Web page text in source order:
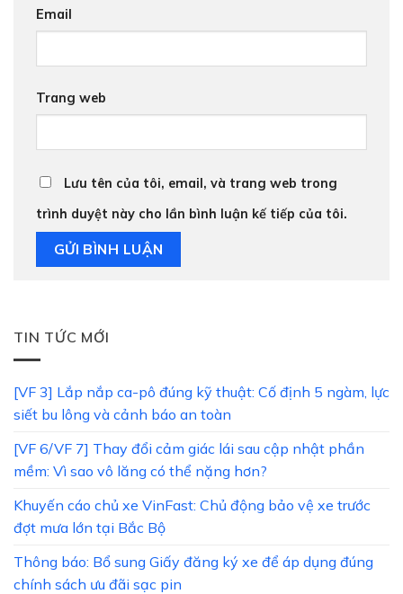
Email
Trang web
Lưu tên của tôi, email, và trang web trong
trình duyệt này cho lần bình luận kế tiếp của tôi.
TIN TỨC MỚI
[VF 3] Lắp nắp ca-pô đúng kỹ thuật: Cố định 5 ngàm, lực
siết bu lông và cảnh báo an toàn
[VF 6/VF 7] Thay đổi cảm giác lái sau cập nhật phần
mềm: Vì sao vô lăng có thể nặng hơn?
Khuyến cáo chủ xe VinFast: Chủ động bảo vệ xe trước
đợt mưa lớn tại Bắc Bộ
Thông báo: Bổ sung Giấy đăng ký xe để áp dụng đúng
chính sách ưu đãi sạc pin